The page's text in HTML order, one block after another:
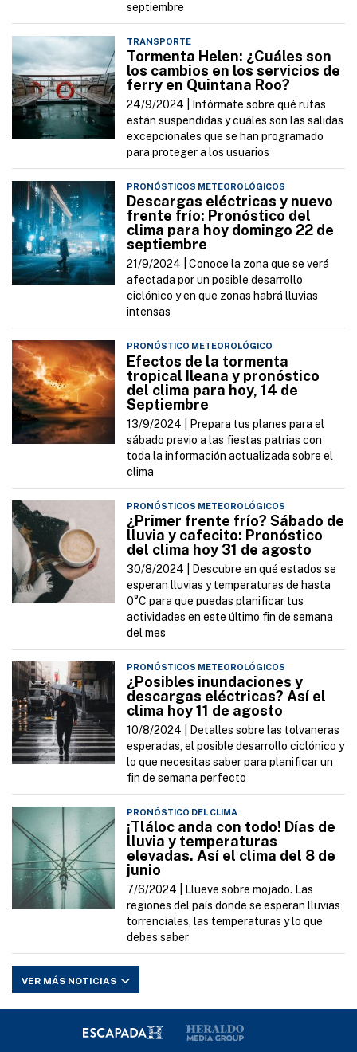
septiembre
TRANSPORTE
Tormenta Helen: ¿Cuáles son
los cambios en los servicios de
ferry en Quintana Roo?
24/9/2024 |
Infórmate sobre qué rutas
están suspendidas y cuáles son las salidas
excepcionales que se han programado
para proteger a los usuarios
PRONÓSTICOS METEOROLÓGICOS
Descargas eléctricas y nuevo
frente frío: Pronóstico del
clima para hoy domingo 22 de
septiembre
21/9/2024 |Conoce la zona que se verá
afectada por un posible desarrollo
ciclónico y en que zonas habrá lluvias
intensas
PRONÓSTICO METEOROLÓGICO
Efectos de la tormenta
tropical Ileana y pronóstico
del clima para hoy, 14 de
Septiembre
13/9/2024 |
Prepara tus planes para el
sábado previo a las fiestas patrias con
toda la información actualizada sobre el
clima
PRONÓSTICOS METEOROLÓGICOS
¿Primer frente frío? Sábado de
lluvia y cafecito: Pronóstico
del clima hoy 31 de agosto
30/8/2024 |
Descubre en qué estados se
esperan lluvias y temperaturas de hasta
0°C para que puedas planificar tus
actividades en este último fin de semana
del mes
PRONÓSTICOS METEOROLÓGICOS
¿Posibles inundaciones y
descargas eléctricas? Así el
clima hoy 11 de agosto
10/8/2024 |
Detalles sobre las tolvaneras
esperadas, el posible desarrollo ciclónico y
lo que necesitas saber para planificar un
fin de semana perfecto
PRONÓSTICO DEL CLIMA
¡Tláloc anda con todo! Días de
lluvia y temperaturas
elevadas. Así el clima del 8 de
junio
7/6/2024 |
Llueve sobre mojado. Las
regiones del país donde se esperan lluvias
torrenciales, las temperaturas y lo que
debes saber
VER MÁS NOTICIAS